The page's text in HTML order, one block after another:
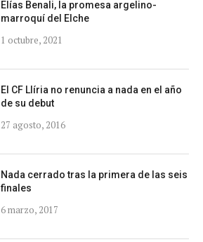
Elías Benali, la promesa argelino-
marroquí del Elche
1 octubre, 2021
El CF Llíria no renuncia a nada en el año
de su debut
27 agosto, 2016
Nada cerrado tras la primera de las seis
finales
6 marzo, 2017